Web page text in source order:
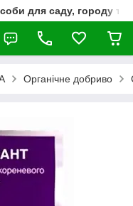
для саду, городу та
Органічне добриво